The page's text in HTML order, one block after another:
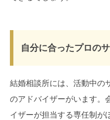
自分に合ったプロの
結婚相談所には、活動中の
のアドバイザーがいます。
イザーが担当する専任制が